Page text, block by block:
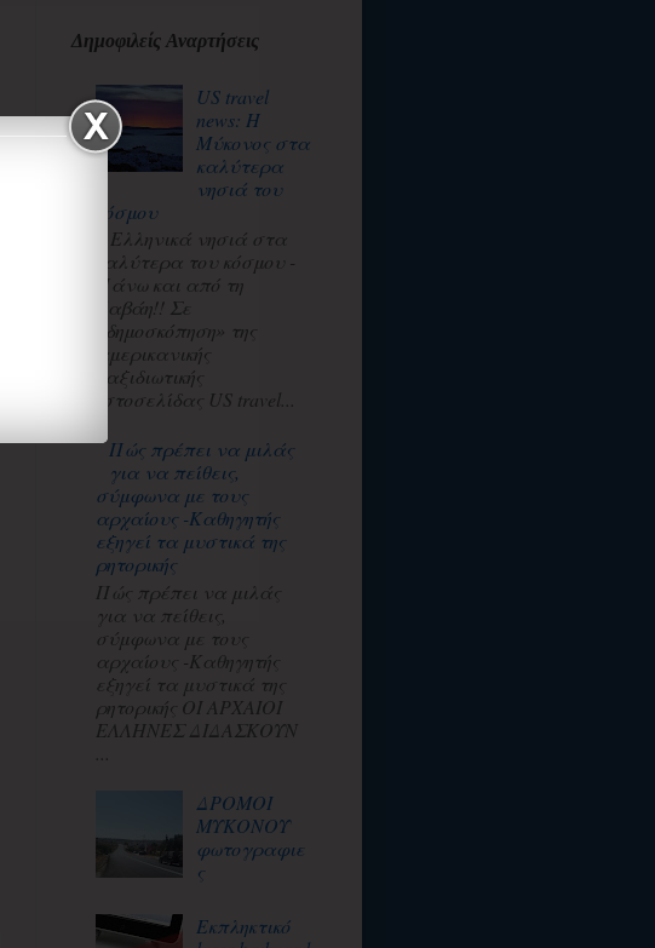
Δημοφιλείς Αναρτήσεις
US travel
news: Η
Μύκονος στα
καλύτερα
νησιά του
κόσμου
3 Ελληνικά νησιά στα
καλύτερα του κόσμου -
Πάνω και από τη
Χαβάη!! Σε
«δημοσκόπηση» της
αμερικανικής
ταξιδιωτικής
ιστοσελίδας US travel...
Πώς πρέπει να μιλάς
για να πείθεις,
σύμφωνα με τους
αρχαίους -Καθηγητής
εξηγεί τα μυστικά της
ρητορικής
Πώς πρέπει να μιλάς
για να πείθεις,
σύμφωνα με τους
αρχαίους -Καθηγητής
εξηγεί τα μυστικά της
ρητορικής ΟΙ ΑΡΧΑΙΟΙ
ΕΛΛΗΝΕΣ ΔΙΔΑΣΚΟΥΝ
ΔΡΟΜΟΙ
ΜΥΚΟΝΟΥ
φωτογραφιε
ς
Εκπληκτικό